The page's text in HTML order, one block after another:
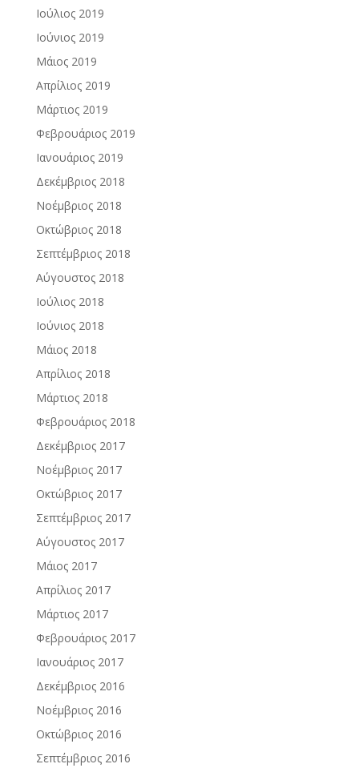
Ιούλιος 2019
Ιούνιος 2019
Μάιος 2019
Απρίλιος 2019
Μάρτιος 2019
Φεβρουάριος 2019
Ιανουάριος 2019
Δεκέμβριος 2018
Νοέμβριος 2018
Οκτώβριος 2018
Σεπτέμβριος 2018
Αύγουστος 2018
Ιούλιος 2018
Ιούνιος 2018
Μάιος 2018
Απρίλιος 2018
Μάρτιος 2018
Φεβρουάριος 2018
Δεκέμβριος 2017
Νοέμβριος 2017
Οκτώβριος 2017
Σεπτέμβριος 2017
Αύγουστος 2017
Μάιος 2017
Απρίλιος 2017
Μάρτιος 2017
Φεβρουάριος 2017
Ιανουάριος 2017
Δεκέμβριος 2016
Νοέμβριος 2016
Οκτώβριος 2016
Σεπτέμβριος 2016